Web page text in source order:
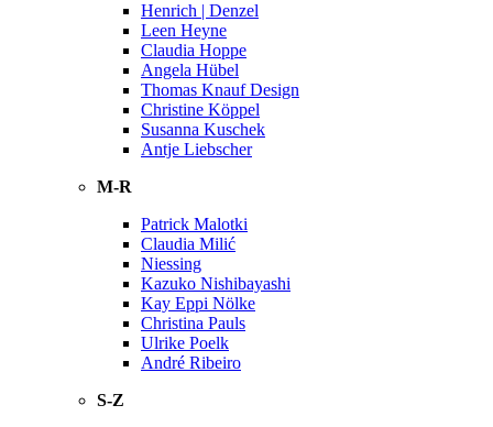
Henrich | Denzel
Leen Heyne
Claudia Hoppe
Angela Hübel
Thomas Knauf Design
Christine Köppel
Susanna Kuschek
Antje Liebscher
M-R
Patrick Malotki
Claudia Milić
Niessing
Kazuko Nishibayashi
Kay Eppi Nölke
Christina Pauls
Ulrike Poelk
André Ribeiro
S-Z